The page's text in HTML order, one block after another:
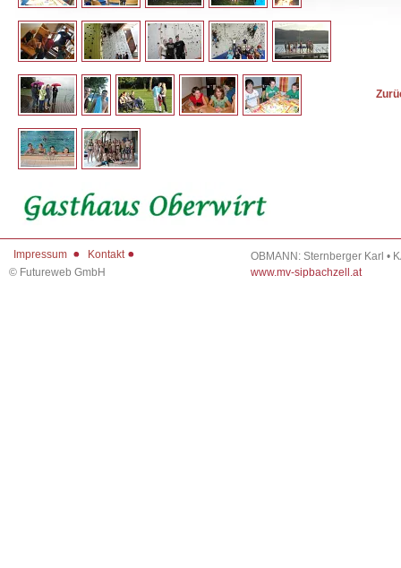
Impressum Kontakt
OBMANN: Sternberger Karl •
www.mv-sipbachzell.at
© Futureweb GmbH